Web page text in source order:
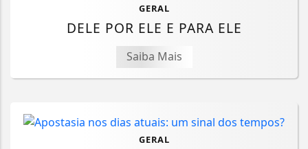
GERAL
DELE POR ELE E PARA ELE
Saiba Mais
GERAL